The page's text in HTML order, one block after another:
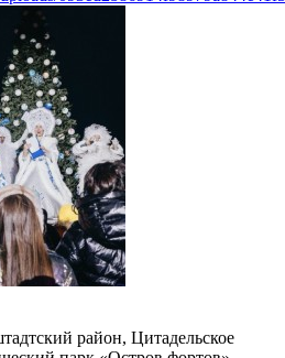
район, Цитадельское